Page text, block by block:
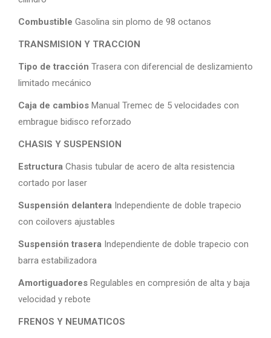
Combustible Gasolina sin plomo de 98 octanos
TRANSMISION Y TRACCION
Tipo de tracción Trasera con diferencial de deslizamiento
limitado mecánico
Caja de cambios Manual Tremec de 5 velocidades con
embrague bidisco reforzado
CHASIS Y SUSPENSION
Estructura Chasis tubular de acero de alta resistencia
cortado por laser
Suspensión delantera Independiente de doble trapecio
con coilovers ajustables
Suspensión trasera Independiente de doble trapecio con
barra estabilizadora
Amortiguadores Regulables en compresión de alta y baja
velocidad y rebote
FRENOS Y NEUMATICOS